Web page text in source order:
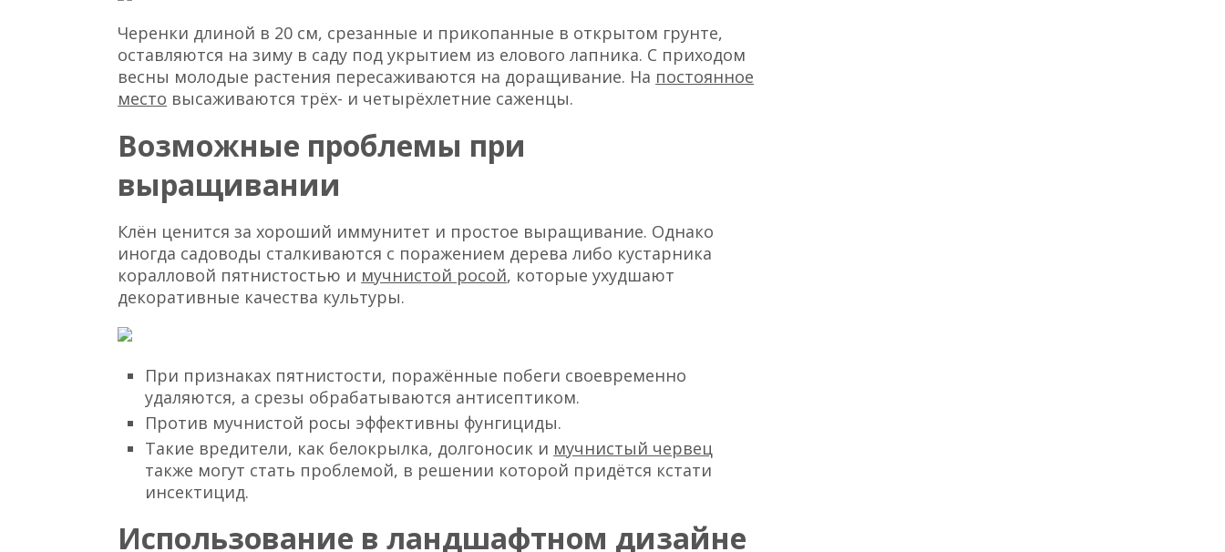
Черенки длиной в 20 см, срезанные и прикопанные в открытом грунте,
оставляются на зиму в саду под укрытием из елового лапника. С приходом
весны молодые растения пересаживаются на доращивание. На постоянное
место высаживаются трёх- и четырёхлетние саженцы.
Возможные проблемы при
выращивании
Клён ценится за хороший иммунитет и простое выращивание. Однако
иногда садоводы сталкиваются с поражением дерева либо кустарника
коралловой пятнистостью и мучнистой росой, которые ухудшают
декоративные качества культуры.
При признаках пятнистости, поражённые побеги своевременно
удаляются, а срезы обрабатываются антисептиком.
Против мучнистой росы эффективны фунгициды.
Такие вредители, как белокрылка, долгоносик и мучнистый червец
также могут стать проблемой, в решении которой придётся кстати
инсектицид.
Использование в ландшафтном дизайне